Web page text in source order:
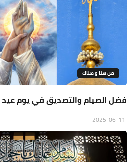
من هنا و هناك
فضل الصيام والتصديق في يوم عيد